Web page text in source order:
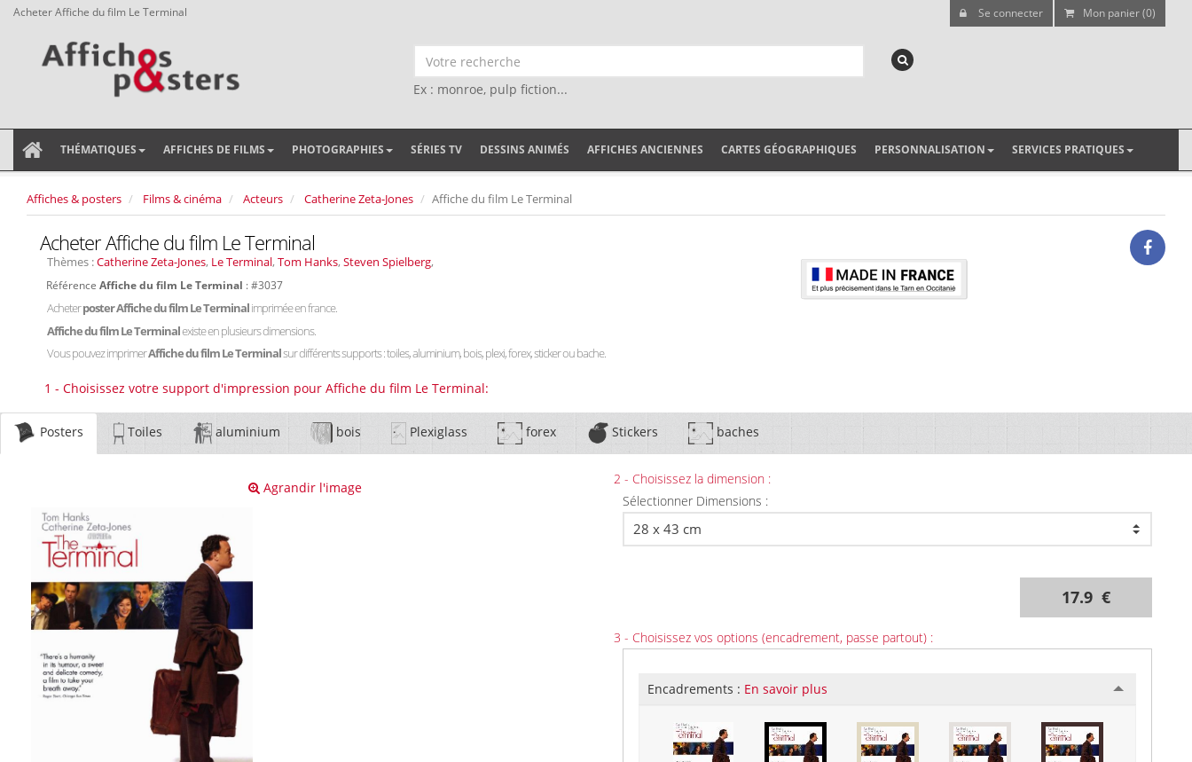
Acheter Affiche du film Le Terminal Se connecter Mon panier (0)
Ex : monroe, pulp fiction...
THÉMATIQUES AFFICHES DE FILMS PHOTOGRAPHIES SÉRIES TV DESSINS ANIMÉS AFFICHES ANCIENNES CARTES GÉOGRAPHIQUES PERSONNALISATION SERVICES PRATIQUES
Affiches & posters Films & cinéma Acteurs Catherine Zeta-Jones Affiche du film Le Terminal
Acheter Affiche du film Le Terminal
Thèmes :Catherine Zeta-Jones, Le Terminal, Tom Hanks, Steven Spielberg,
Référence Affiche du film Le Terminal : #3037
Acheterposter Affiche du film Le Terminalimprimée en france.
Affiche du film Le Terminalexiste en plusieurs dimensions.
Vous pouvez imprimerAffiche du film Le Terminalsur différents supports : toiles, aluminium, bois, plexi, forex, sticker ou bache.
1 - Choisissez votre support d'impression pour Affiche du film Le Terminal:
Posters Toiles aluminium bois Plexiglass forex Stickers baches
Agrandir l'image
2 - Choisissez la dimension :
Sélectionner Dimensions :
17.9 €
3 - Choisissez vos options (encadrement, passe partout) :
Encadrements : En savoir plus